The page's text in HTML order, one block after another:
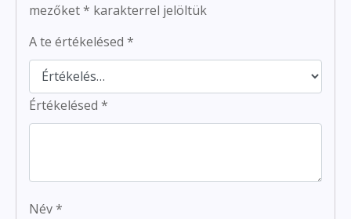
mezőket* karakterrel jelöltük
A te értékelésed *
Értékelésed *
Név*